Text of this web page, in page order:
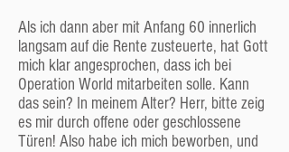
die offiziellen Mitglieder – das ist in
Deutschland per Gesetz so vorgeschrieben.
Dieses Gremium wählt auch die Mitglieder der
Gemeindeleitung:
Die Gemeindeleitung
Die Gemeindeleitung kümmert sich um die
Als ich dann aber mit Anfang 60 innerlich
langsam auf die Rente zusteuerte, hat Gott
mich klar angesprochen, dass ich bei
Operation World mitarbeiten solle. Kann
das sein? In meinem Alter? Herr, bitte zeig
es mir durch offene oder geschlossene
Türen! Also habe ich mich beworben, und